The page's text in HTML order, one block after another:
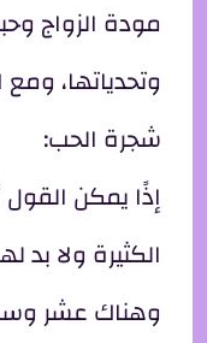
مودة الزواج
وتحدياتها،
شجرة الحب:
إذًا يمكن
الكثيرة ولا
وهناك عشر